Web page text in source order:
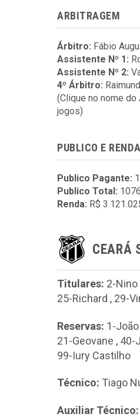
ARBITRAGEM
Árbitro: Fábio
Assistente Nº 1:
Assistente Nº 2:
4º Árbitro:
(Clique no nome
jogos)
PUBLICO E RENDA
Publico Pagante:
Publico Total:
Renda: R$
CEARÁ
Titulares: 2-Nino
25-Richard , 29-
Reservas: 1-
21-Geovane , 40-
99-Iury Castilho
Técnico: Tiago
Auxiliar Técnico: